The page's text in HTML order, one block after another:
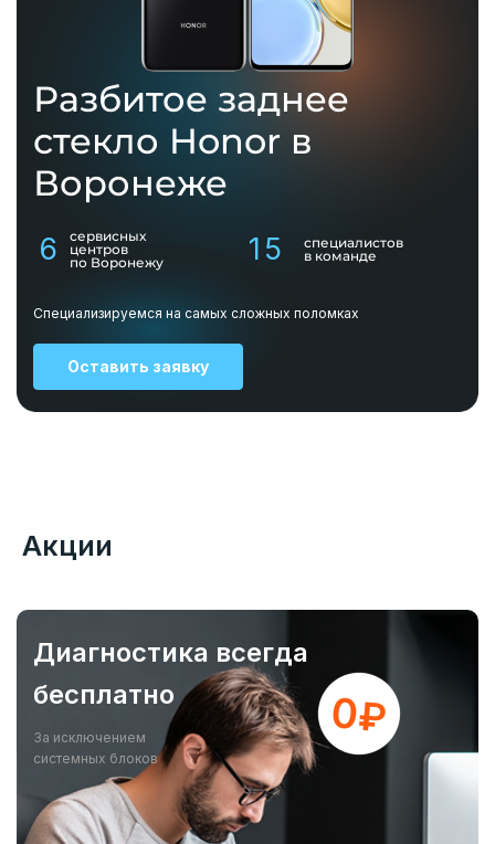
Разбитое заднее
стекло Honor в
Воронеже
6
сервисных
центров
по Воронежу
15
специалистов
в команде
Специализируемся на самых сложных поломках
Оставить заявку
Акции
Диагностика всегда
бесплатно
За исключением
системных блоков